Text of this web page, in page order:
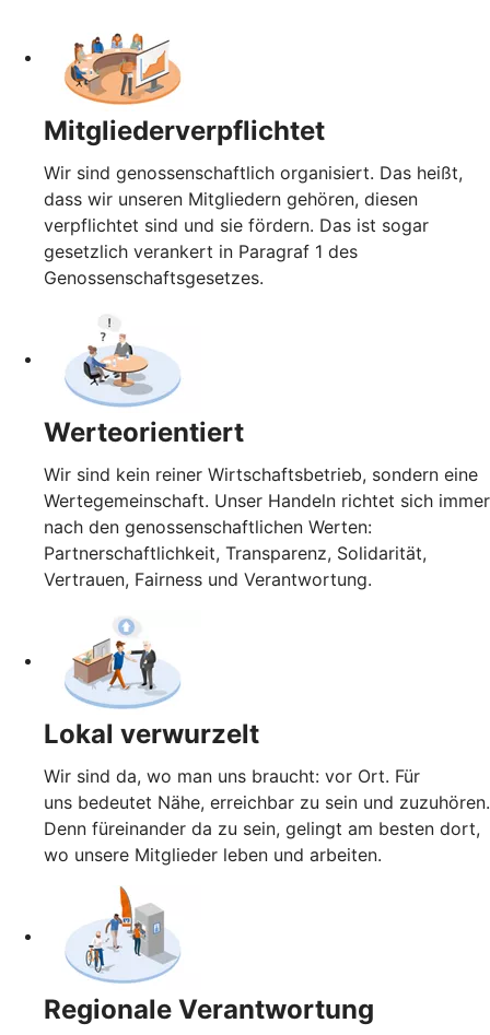
Mitgliederverpflichtet
Wir sind genossenschaftlich organisiert. Das heißt,
dass wir unseren Mitgliedern gehören, diesen
verpflichtet sind und sie fördern. Das ist sogar
gesetzlich verankert in Paragraf 1 des
Genossenschaftsgesetzes.
Werteorientiert
Wir sind kein reiner Wirtschaftsbetrieb, sondern eine
Wertegemeinschaft. Unser Handeln richtet sich immer
nach den genossenschaftlichen Werten:
Partnerschaftlichkeit, Transparenz, Solidarität,
Vertrauen, Fairness und Verantwortung.
Lokal verwurzelt
Wir sind da, wo man uns braucht: vor Ort. Für
uns bedeutet Nähe, erreichbar zu sein und zuzuhören.
Denn füreinander da zu sein, gelingt am besten dort,
wo unsere Mitglieder leben und arbeiten.
Regionale Verantwortung